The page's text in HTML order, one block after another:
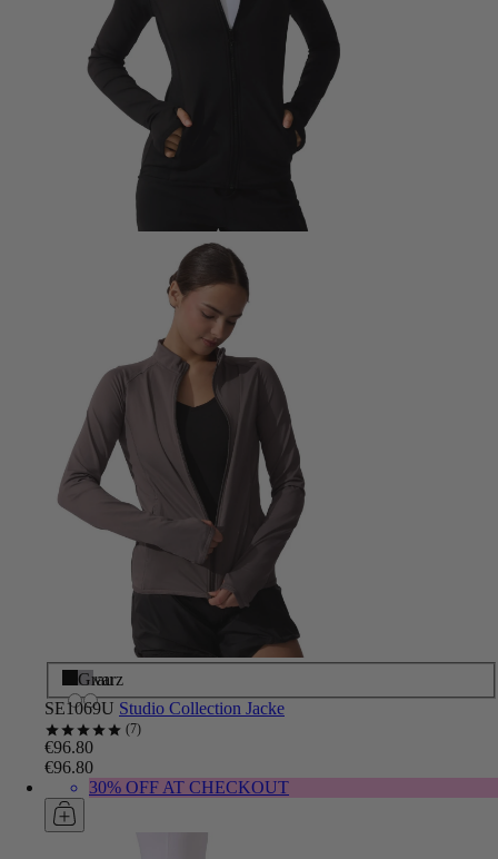
Schwarz
Grau
SE1069U Studio Collection Jacke
7
€96.80
€96.80
30% OFF AT CHECKOUT